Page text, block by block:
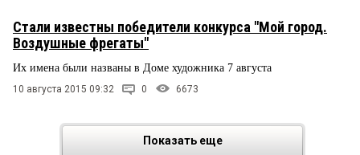
СТИЛЬ ЖИЗНИ
Стали известны победители конкурса "Мой город.
Воздушные фрегаты"
Их имена были названы в Доме художника 7 августа
10 августа 2015 09:32 0 6673
Показать еще